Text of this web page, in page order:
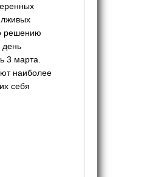
решению
день
3 марта.
наиболее
себя